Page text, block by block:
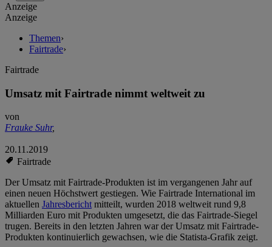
Anzeige
Anzeige
Themen›
Fairtrade›
Fairtrade
Umsatz mit Fairtrade nimmt weltweit zu
von
Frauke Suhr,
20.11.2019
Fairtrade
Der Umsatz mit Fairtrade-Produkten ist im vergangenen Jahr auf
einen neuen Höchstwert gestiegen. Wie Fairtrade International im
aktuellen Jahresberichtmitteilt, wurden 2018 weltweit rund 9,8
Milliarden Euro mit Produkten umgesetzt, die das Fairtrade-Siegel
trugen. Bereits in den letzten Jahren war der Umsatz mit Fairtrade-
Produkten kontinuierlich gewachsen, wie die Statista-Grafik zeigt.